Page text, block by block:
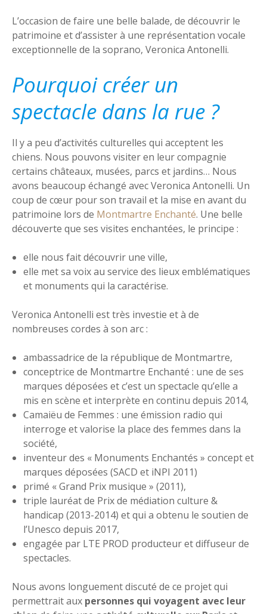
L’occasion de faire une belle balade, de découvrir le
patrimoine et d’assister à une représentation vocale
exceptionnelle de la soprano, Veronica Antonelli.
Pourquoi créer un
spectacle dans la rue ?
Il y a peu d’activités culturelles qui acceptent les
chiens. Nous pouvons visiter en leur compagnie
certains châteaux, musées, parcs et jardins… Nous
avons beaucoup échangé avec Veronica Antonelli. Un
coup de cœur pour son travail et la mise en avant du
patrimoine lors de Montmartre Enchanté. Une belle
découverte que ses visites enchantées, le principe :
elle nous fait découvrir une ville,
elle met sa voix au service des lieux emblématiques
et monuments qui la caractérise.
Veronica Antonelli est très investie et à de
nombreuses cordes à son arc :
ambassadrice de la république de Montmartre,
conceptrice de Montmartre Enchanté : une de ses
marques déposées et c’est un spectacle qu’elle a
mis en scène et interprète en continu depuis 2014,
Camaiëu de Femmes : une émission radio qui
interroge et valorise la place des femmes dans la
société,
inventeur des « Monuments Enchantés » concept et
marques déposées (SACD et iNPI 2011)
primé « Grand Prix musique » (2011),
triple lauréat de Prix de médiation culture &
handicap (2013-2014) et qui a obtenu le soutien de
l’Unesco depuis 2017,
engagée par LTE PROD producteur et diffuseur de
spectacles.
Nous avons longuement discuté de ce projet qui
permettrait aux personnes qui voyagent avec leur